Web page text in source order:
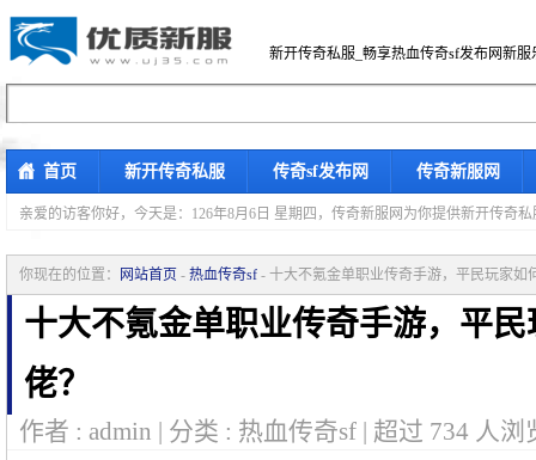
新开传奇私服_畅享热血传奇sf发布网新服
首页 新开传奇私服 传奇sf发布网 传奇新服网
亲爱的访客你好， 今天是：126年8月6日 星期四，传奇新服网为你提供新开传奇
你现在的位置： 网站首页 - 热血传奇sf - 十大不氪金单职业传奇手游，平民玩家如
十大不氪金单职业传奇手游，平
佬？
作者 : admin | 分类 : 热血传奇sf | 超过 734 人浏